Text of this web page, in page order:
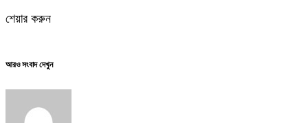
শেয়ার করুন
আরও সংবাদ দেখুন